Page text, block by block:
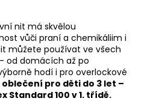
nit má skvělou
vůči praní a chemikáliim i
můžete používat ve všech
od domácích až po
hodí i pro overlockové
pro děti do 3 let –
Standard 100 v 1. třídě.